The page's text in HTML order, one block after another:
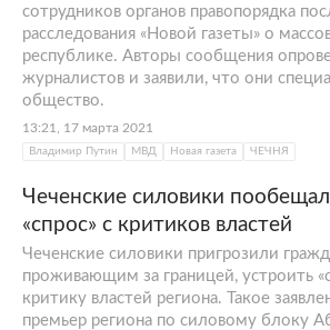
сотрудников органов правопорядка
расследования «Новой газеты» о
республике. Авторы сообщения
журналистов и заявили, что они
общество.
13:21, 17 марта 2021
Владимир Путин МВД Новая газета ЧЕЧНЯ
Чеченские силовики
«спрос» с критиков властей
Чеченские силовики пригрозили
проживающим за границей, устроить
критику властей региона. Такое
премьер региона по силовому блоку